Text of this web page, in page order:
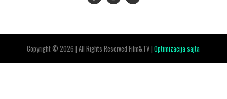
Copyright © 2026 | All Rights Reserved Film&TV |Optimizacija sajta